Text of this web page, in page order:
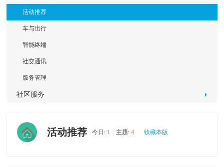
活动推荐
车与出行
智能终端
社交通讯
版务管理
社区服务
活动推荐 今日: 1 主题:4 收藏本版